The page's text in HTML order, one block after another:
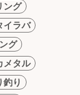
ング
イラバ
グ
メタル
釣り